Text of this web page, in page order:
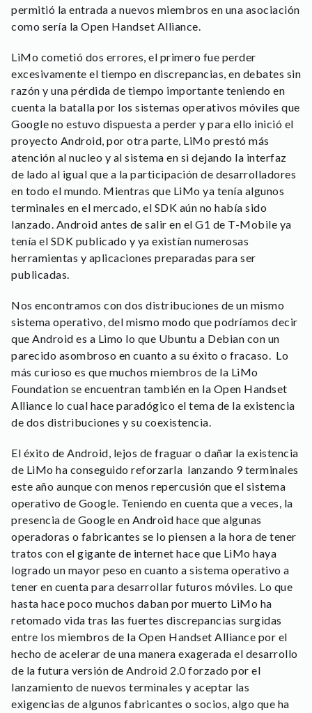
permitió la entrada a nuevos miembros en una asociación
como sería la Open Handset Alliance.
LiMo cometió dos errores, el primero fue perder
excesivamente el tiempo en discrepancias, en debates sin
razón y una pérdida de tiempo importante teniendo en
cuenta la batalla por los sistemas operativos móviles que
Google no estuvo dispuesta a perder y para ello inició el
proyecto Android, por otra parte, LiMo prestó más
atención al nucleo y al sistema en si dejando la interfaz
de lado al igual que a la participación de desarrolladores
en todo el mundo. Mientras que LiMo ya tenía algunos
terminales en el mercado, el SDK aún no había sido
lanzado. Android antes de salir en el G1 de T-Mobile ya
tenía el SDK publicado y ya existían numerosas
herramientas y aplicaciones preparadas para ser
publicadas.
Nos encontramos con dos distribuciones de un mismo
sistema operativo, del mismo modo que podríamos decir
que Android es a Limo lo que Ubuntu a Debian con un
parecido asombroso en cuanto a su éxito o fracaso. Lo
más curioso es que muchos miembros de la LiMo
Foundation se encuentran también en la Open Handset
Alliance lo cual hace paradógico el tema de la existencia
de dos distribuciones y su coexistencia.
El éxito de Android, lejos de fraguar o dañar la existencia
de LiMo ha conseguido reforzarla lanzando 9 terminales
este año aunque con menos repercusión que el sistema
operativo de Google. Teniendo en cuenta que a veces, la
presencia de Google en Android hace que algunas
operadoras o fabricantes se lo piensen a la hora de tener
tratos con el gigante de internet hace que LiMo haya
logrado un mayor peso en cuanto a sistema operativo a
tener en cuenta para desarrollar futuros móviles. Lo que
hasta hace poco muchos daban por muerto LiMo ha
retomado vida tras las fuertes discrepancias surgidas
entre los miembros de la Open Handset Alliance por el
hecho de acelerar de una manera exagerada el desarrollo
de la futura versión de Android 2.0 forzado por el
lanzamiento de nuevos terminales y aceptar las
exigencias de algunos fabricantes o socios, algo que ha